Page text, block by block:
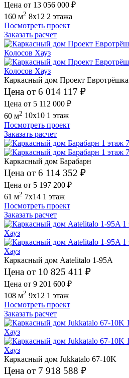
Цена от 13 056 000 ₽
160 м2 8x12 2 этажа
Посмотреть проект
Заказать расчет
Каркасный дом Проект Евротрёшка
Цена от 6 014 117 ₽
Цена от 5 112 000 ₽
60 м2 10x10 1 этаж
Посмотреть проект
Заказать расчет
Каркасный дом Барабарн
Цена от 6 114 352 ₽
Цена от 5 197 200 ₽
61 м2 7x14 1 этаж
Посмотреть проект
Заказать расчет
Каркасный дом Aatelitalo 1-95A
Цена от 10 825 411 ₽
Цена от 9 201 600 ₽
108 м2 9x12 1 этаж
Посмотреть проект
Заказать расчет
Каркасный дом Jukkatalo 67-10K
Цена от 7 918 588 ₽